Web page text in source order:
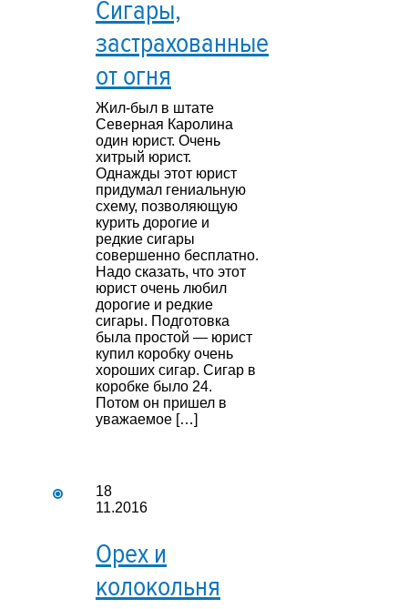
Сигары,
застрахованные
от огня
Жил-был в штате
Северная Каролина
один юрист. Очень
хитрый юрист.
Однажды этот юрист
придумал гениальную
схему, позволяющую
курить дорогие и
редкие сигары
совершенно бесплатно.
Надо сказать, что этот
юрист очень любил
дорогие и редкие
сигары. Подготовка
была простой — юрист
купил коробку очень
хороших сигар. Сигар в
коробке было 24.
Потом он пришел в
уважаемое […]
18
11.2016
Орех и
колокольня